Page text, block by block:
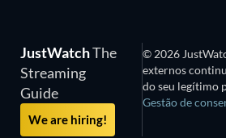
JustWatchThe
Streaming
Guide
We are hiring!
© 2026
externos
do seu legítimo
Gestão de